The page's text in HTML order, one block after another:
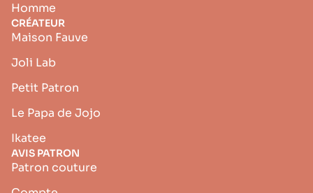
Homme
CRÉATEUR
Maison Fauve
Joli Lab
Petit Patron
Le Papa de Jojo
Ikatee
AVIS PATRON
Patron couture